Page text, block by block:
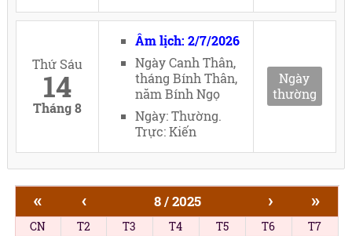
Thứ Sáu
14
Tháng 8
Âm lịch: 2/7/2026
Ngày Canh Thân,
tháng Bính Thân,
năm Bính Ngọ
Ngày: Thường.
Trực: Kiến
Ngày
thường
« ‹ 8 / 2025 › »
CN T2 T3 T4 T5 T6 T7